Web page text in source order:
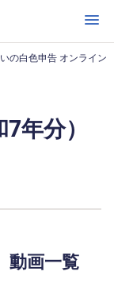
開く
いの白色申告 オンライン
年分）
動画一覧